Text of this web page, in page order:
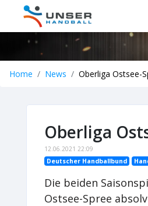
Home News Oberliga Ostsee-
Oberliga
12.06.2021 22:09
Deutscher Handballbund
Die beiden
Ostsee-Spree